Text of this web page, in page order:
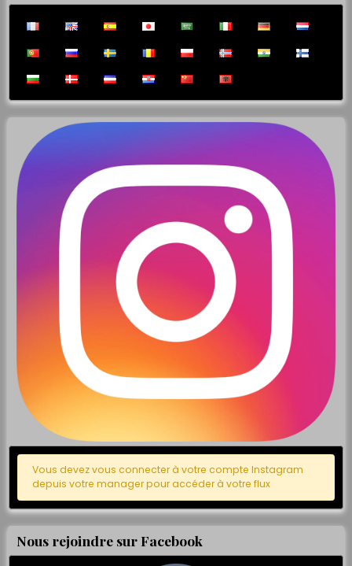
Vous devez vous connecter à votre compte Instagram
depuis votre manager pour accéder à votre flux
Nous rejoindre sur Facebook